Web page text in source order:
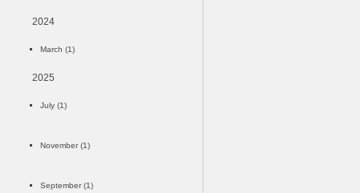
2024
March (1)
2025
July (1)
November (1)
September (1)